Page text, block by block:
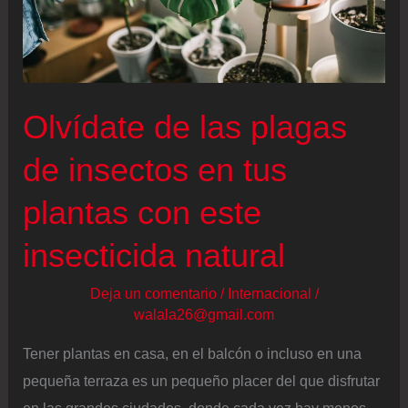
Olvídate de las plagas
de insectos en tus
plantas con este
insecticida natural
Deja un comentario / Internacional /
walala26@gmail.com
Tener plantas en casa, en el balcón o incluso en una
pequeña terraza es un pequeño placer del que disfrutar